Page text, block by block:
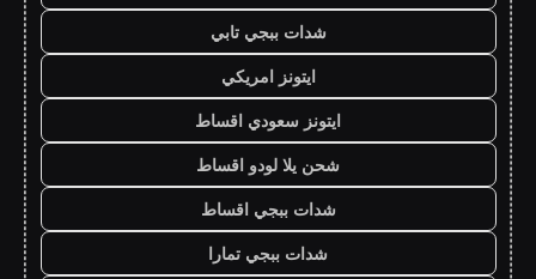
شدات ببجي تابي
ايتونز امريكي
ايتونز سعودي اقساط
شحن يلا لودو اقساط
شدات ببجي اقساط
شدات ببجي تمارا